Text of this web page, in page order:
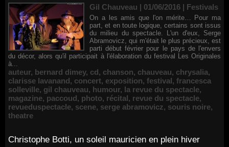
Gil Chauveau | 01/06/2016 | Festivals
On a les amis que l'on mérite… Pour ma
part, et en toute logique, certains sont issus
du milieu du spectacle. L'un d'eux, Serge
Abramovicz, qui m'était le plus précieux, est
parti début février pour le pays de l'envers
du décor, alors qu'il participait à l'élaboration du festival Les Originales
à...
auteur, bernard dimey, cd, chanson, chauveau, chrysalia,
clarisse lavanand, concert, exposition, festival, francesca
solleville, gil chauveau, humour, la revue du spectacle,
magazine, paccoud, photo, récital, revue du spectacle,
revueduspectacle, scene, serge abramovicz, souris noire,
theatre
Christophe Botti, un soleil mauricien en plein hiver